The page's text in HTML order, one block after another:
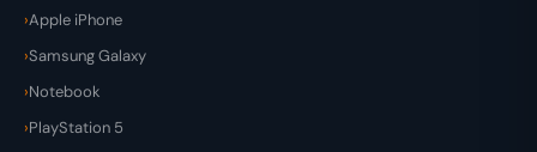
Apple iPhone
Samsung Galaxy
Notebook
PlayStation 5